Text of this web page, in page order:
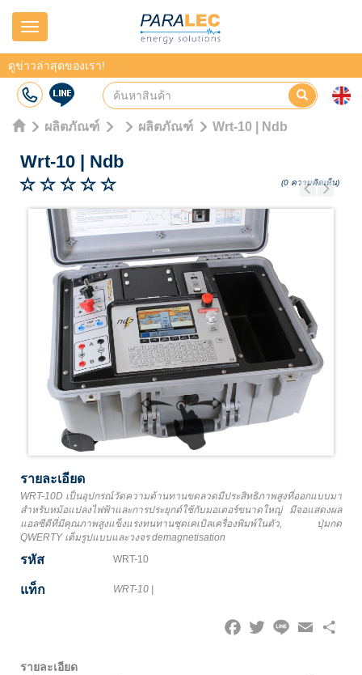
Navigation
ดูข่าวล่าสุดของเรา!
ผลิตภัณฑ์ ผลิตภัณฑ์ Wrt-10 | Ndb
Wrt-10 | Ndb
(0 ความคิดเห็น)
Previous
Next
รายละเอียด
WRT-10D เป็นอุปกรณ์วัดความต้านทานขดลวดมีประสิทธิภาพสูงที่ออกแบบมา
สำหรับหม้อแปลงไฟฟ้าและการประยุกต์ใช้กับมอเตอร์ขนาดใหญ่ มีจอแสดงผล
แอลซีดีที่มีคุณภาพสูงแข็งแรงทนทานชุดเคเบิลเครื่องพิมพ์ในตัว, ปุ่มกด
QWERTY เต็มรูปแบบและวงจร demagnetisation
รหัส WRT-10
แท็ก WRT-10|
รายละเอียด